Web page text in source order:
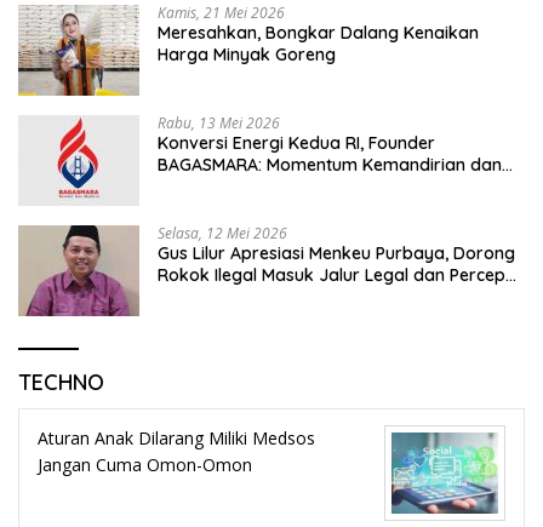
Kamis, 21 Mei 2026
Meresahkan, Bongkar Dalang Kenaikan
Harga Minyak Goreng
Rabu, 13 Mei 2026
Konversi Energi Kedua RI, Founder
BAGASMARA: Momentum Kemandirian dan
Selasa, 12 Mei 2026
Gus Lilur Apresiasi Menkeu Purbaya, Dorong
Rokok Ilegal Masuk Jalur Legal dan Percepat
TECHNO
Aturan Anak Dilarang Miliki Medsos
Jangan Cuma Omon-Omon